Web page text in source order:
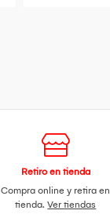
Retiro en tienda
Compra online y retira en
tienda.Ver tiendas